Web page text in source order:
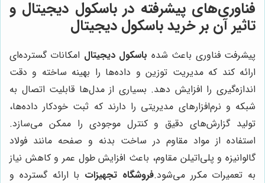
فناوری‌های پیشرفته در باسکول دیجیتال و
تاثیر آن بر خرید باسکول دیجیتال
پیشرفت فناوری باعث شده باسکول دیجیتال امکانات گسترده‌ای
ارائه کند که مدیریت توزین و داده‌ها را بهینه ساخته و دقت
اندازه‌گیری را افزایش دهد. بسیاری از مدل‌ها قابلیت اتصال به
شبکه و نرم‌افزارهای مدیریتی را دارند که ثبت خودکار داده‌ها،
تولید گزارش‌های دقیق و کنترل موجودی را ممکن می‌سازد.
استفاده از مواد مقاوم در ساخت بدنه و صفحه مانند فولاد
گالوانیزه و پلی‌اتیلن مقاوم، باعث افزایش طول عمر و کاهش نیاز
به تعمیرات مکرر می‌شود.فروشگاه تجهیزات با ارائه گسترده و